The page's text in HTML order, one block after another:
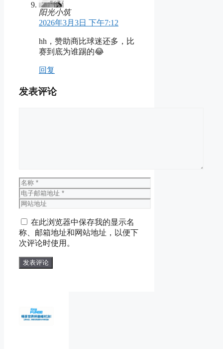
阳光小筑
2026年3月3日 下午7:12
hh，赞助商比球迷还多，比
赛到底为谁踢的😂
回复
发表评论
名
称
电
子
箱
地
址
网
地
址
在此浏览器中保存我的显示名
称、邮箱地址和网站地址，以便下
次评论时使用。